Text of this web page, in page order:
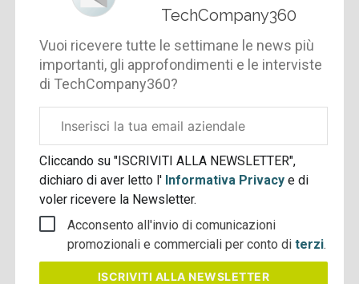
TechCompany360
Vuoi ricevere tutte le settimane le news più
importanti, gli approfondimenti e le interviste
di TechCompany360?
aziendale
Cliccando su "ISCRIVITI ALLA NEWSLETTER",
dichiaro di aver letto l' Informativa Privacye di
voler ricevere la Newsletter.
Acconsento all'invio di comunicazioni
promozionali e commerciali per conto diterzi.
ISCRIVITI ALLA NEWSLETTER